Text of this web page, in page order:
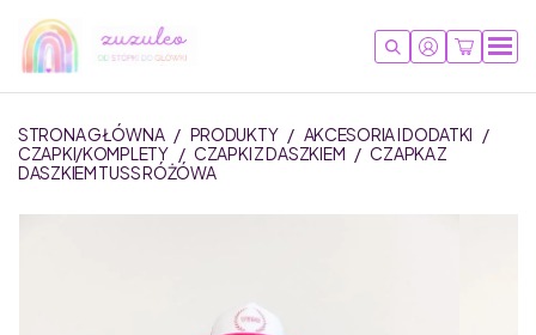
STRONA GŁÓWNA / PRODUKTY / AKCESORIA I DODATKI /
CZAPKI/KOMPLETY / CZAPKI Z DASZKIEM / CZAPKA Z
DASZKIEM TUSS RÓŻÓWA